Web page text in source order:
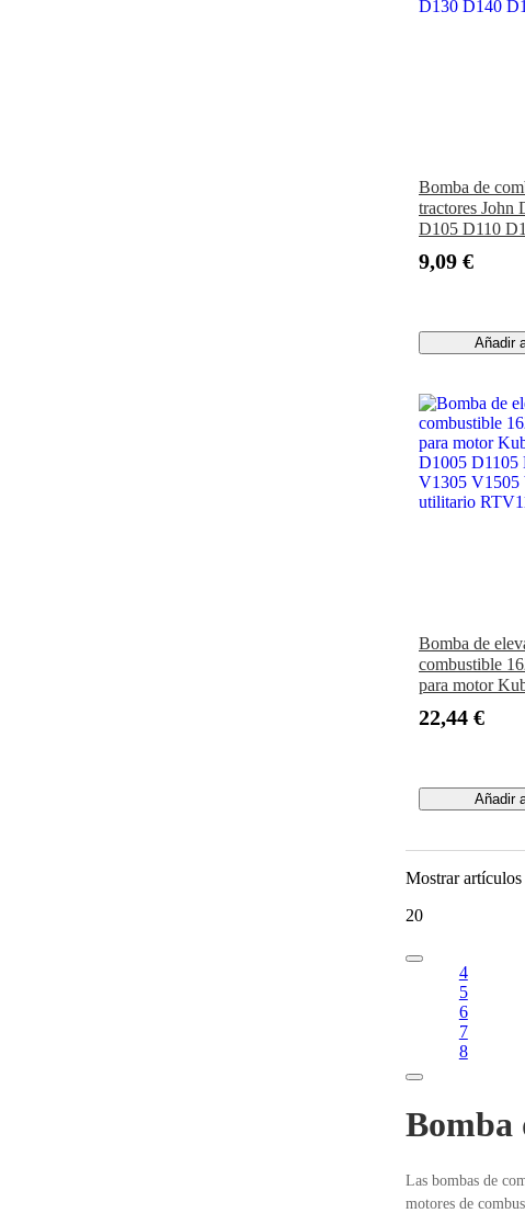
Bomba de
tractores John
D105 D110
9,09 €
Añadir
Bomba de
combustible
para motor
V1305 V1505
22,44 €
Añadir
Mostrar artículos
20
4
5
6
7
8
Bomba
Las bombas de
motores de